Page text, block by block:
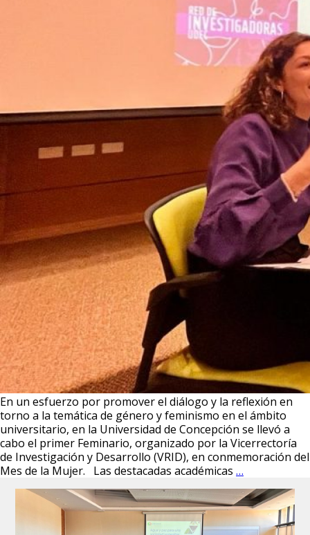
En un esfuerzo por promover el diálogo y la reflexión en
torno a la temática de género y feminismo en el ámbito
universitario, en la Universidad de Concepción se llevó a
cabo el primer Feminario, organizado por la Vicerrectoría
de Investigación y Desarrollo (VRID), en conmemoración del
Mes de la Mujer. Las destacadas académicas …
de
Sociología